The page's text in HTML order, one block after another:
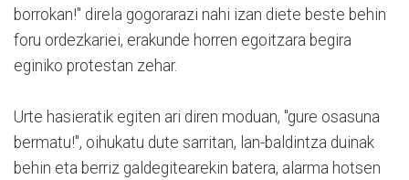
borrokan!" direla gogorarazi nahi izan diete beste behin
foru ordezkariei, erakunde horren egoitzara begira
eginiko protestan zehar.
Urte hasieratik egiten ari diren moduan, "gure osasuna
bermatu!", oihukatu dute sarritan, lan-baldintza duinak
behin eta berriz galdegitearekin batera, alarma hotsen